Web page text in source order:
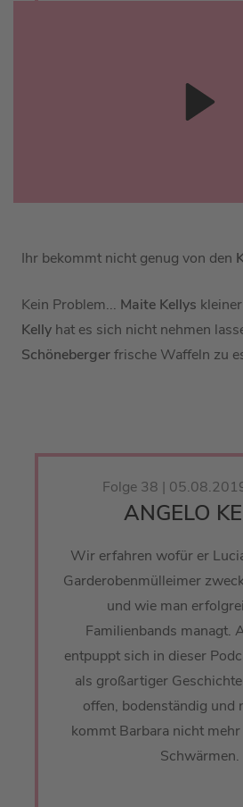
Ihr bekommt nicht genug von den
Kein Problem... Maite Kellys
Kelly hat es sich nicht nehmen
Schönebergerfrische Waffeln zu
Folge 38 |
ANGELO
Wir erfahren wofür er
Garderobenmülleimer
und wie man
Familienbands managt.
entpuppt sich in dieser
als großartiger
offen, bodenständig und
kommt Barbara nicht
Schwärmen.